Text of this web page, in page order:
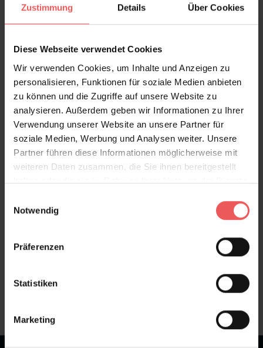
Zustimmung Details Über Cookies
Diese Webseite verwendet Cookies
Wir verwenden Cookies, um Inhalte und Anzeigen zu
personalisieren, Funktionen für soziale Medien anbieten
zu können und die Zugriffe auf unsere Website zu
analysieren. Außerdem geben wir Informationen zu Ihrer
Verwendung unserer Website an unsere Partner für
soziale Medien, Werbung und Analysen weiter. Unsere
Partner führen diese Informationen möglicherweise mit
weiteren Daten zusammen, die Sie ihnen bereitgestellt
haben oder die sie im Rahmen Ihrer Nutzung der Dienste
Notwendig
Präferenzen
Statistiken
Marketing
Produktdetails
Versand & Zahlung
Bewertungen
Frage stellen